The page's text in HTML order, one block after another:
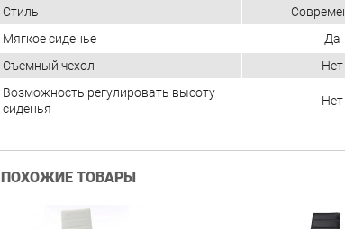
Стиль
Мягкое сиденье
Да
Съемный чехол
Нет
Возможность регулировать высоту
сиденья
Нет
ПОХОЖИЕ ТОВАРЫ